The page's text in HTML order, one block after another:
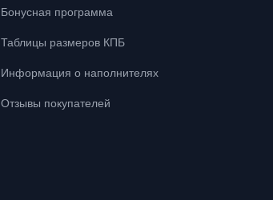
Бонусная программа
Таблицы размеров КПБ
Информация о наполнителях
Отзывы покупателей